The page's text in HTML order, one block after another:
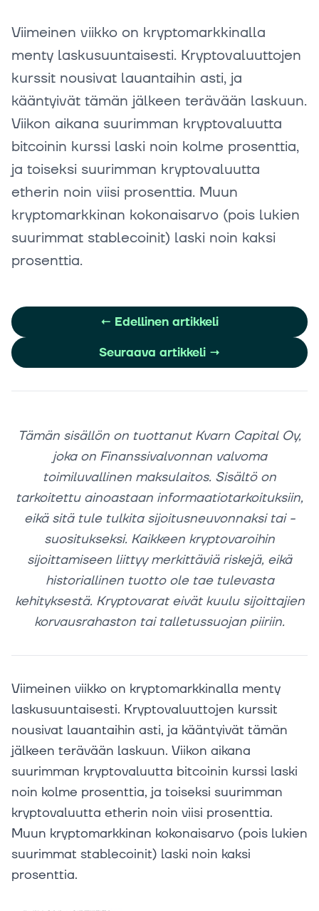
Viimeinen viikko on kryptomarkkinalla
menty laskusuuntaisesti. Kryptovaluuttojen
kurssit nousivat lauantaihin asti, ja
kääntyivät tämän jälkeen terävään laskuun.
Viikon aikana suurimman kryptovaluutta
bitcoinin kurssi laski noin kolme prosenttia,
ja toiseksi suurimman kryptovaluutta
etherin noin viisi prosenttia. Muun
kryptomarkkinan kokonaisarvo (pois lukien
suurimmat stablecoinit) laski noin kaksi
prosenttia.
← Edellinen artikkeli
Seuraava artikkeli →
Tämän sisällön on tuottanut Kvarn Capital Oy,
joka on Finanssivalvonnan valvoma
toimiluvallinen maksulaitos. Sisältö on
tarkoitettu ainoastaan informaatiotarkoituksiin,
eikä sitä tule tulkita sijoitusneuvonnaksi tai -
suositukseksi. Kaikkeen kryptovaroihin
sijoittamiseen liittyy merkittäviä riskejä, eikä
historiallinen tuotto ole tae tulevasta
kehityksestä. Kryptovarat eivät kuulu sijoittajien
korvausrahaston tai talletussuojan piiriin.
Viimeinen viikko on kryptomarkkinalla menty
laskusuuntaisesti. Kryptovaluuttojen kurssit
nousivat lauantaihin asti, ja kääntyivät tämän
jälkeen terävään laskuun. Viikon aikana
suurimman kryptovaluutta bitcoinin kurssi laski
noin kolme prosenttia, ja toiseksi suurimman
kryptovaluutta etherin noin viisi prosenttia.
Muun kryptomarkkinan kokonaisarvo (pois lukien
suurimmat stablecoinit) laski noin kaksi
prosenttia.